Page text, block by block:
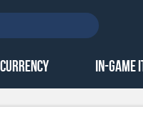
Currency In-Game